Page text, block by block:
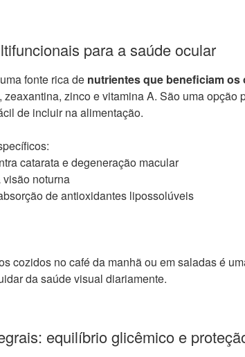
para a saúde ocular
fonte rica denutrientes que beneficiam os
zeaxantina, zinco e vitamina A. São uma opção
de incluir na alimentação.
catarata e degeneração macular
noturna
de antioxidantes lipossolúveis
cozidos no café da manhã ou em saladas é
da saúde visual diariamente.
equilíbrio glicêmico e